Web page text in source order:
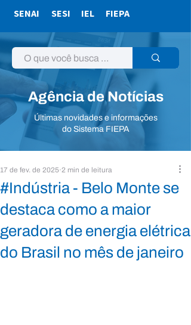
SENAI SESI IEL FIEPA
Agência de Notícias
Últimas novidades e informações
do Sistema FIEPA
#Indústria - Belo Monte se
destaca como a maior
geradora de energia elétrica
do Brasil no mês de janeiro
17 de fev. de 2025 2 min de leitura